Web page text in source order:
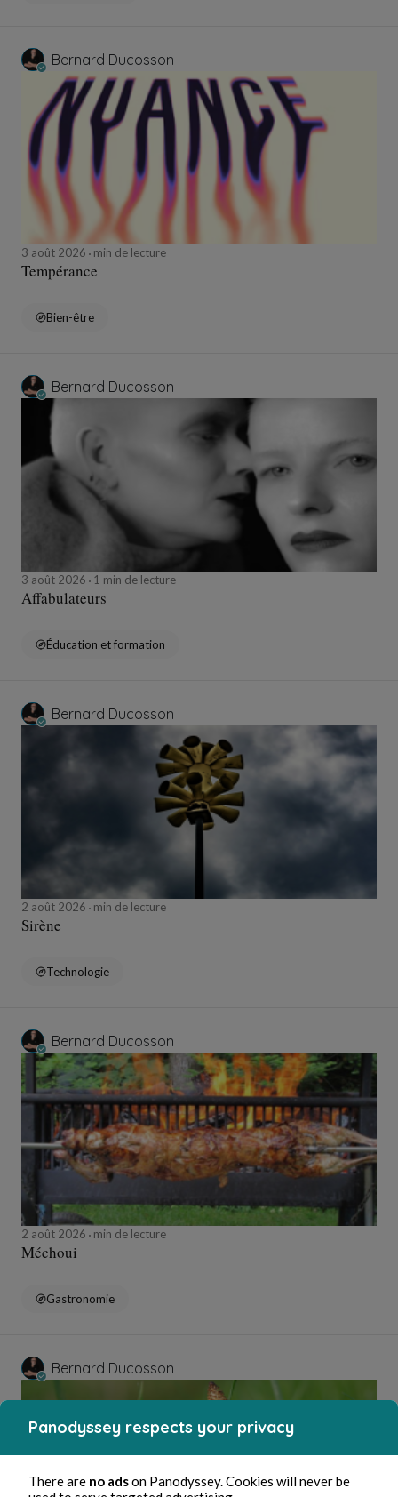
Bernard Ducosson
3 août 2026 min de lecture
Tempérance
Bien-être
Bernard Ducosson
3 août 2026 1 min de lecture
Affabulateurs
Éducation et formation
Bernard Ducosson
2 août 2026 min de lecture
Sirène
Technologie
Bernard Ducosson
2 août 2026 min de lecture
Méchoui
Gastronomie
Bernard Ducosson
Panodyssey respects your privacy
There are no adson Panodyssey. Cookies will never be